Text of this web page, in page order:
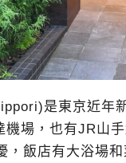
是東京近年
場，也有JR山
，飯店有大浴場